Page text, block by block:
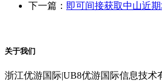
下一篇： 即可间接获取中山近
关于我们
浙江优游国际|UB8优游国际信息技